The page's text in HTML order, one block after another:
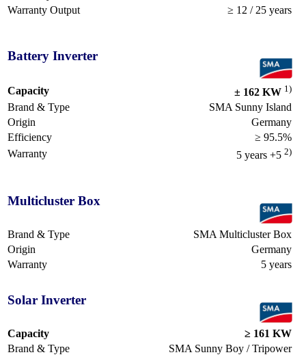
Warranty Output
≥ 12 / 25 years
Battery Inverter
Capacity ± 162 KW 1)
Brand & Type
SMA Sunny Island
Origin
Germany
Efficiency
≥ 95.5%
Warranty
5 years +5 2)
Multicluster Box
Brand & Type
SMA Multicluster Box
Origin
Germany
Warranty
5 years
Solar Inverter
Capacity
≥ 161 KW
Brand & Type
SMA Sunny Boy / Tripower